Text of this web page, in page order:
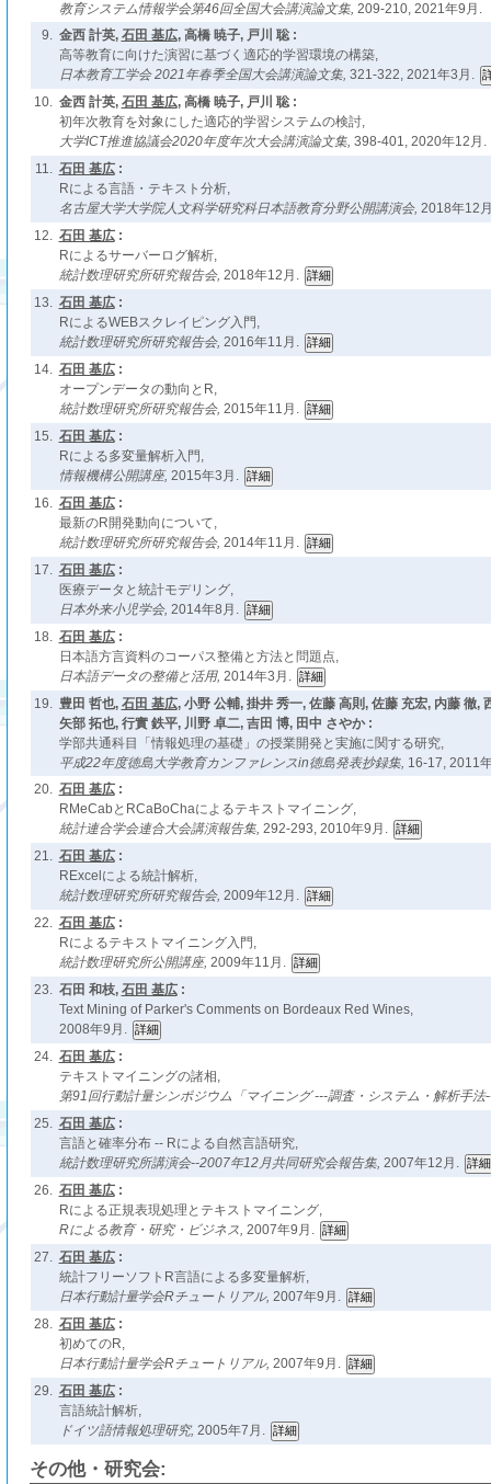
教育システム情報学会第46回全国大会講演論文集, 209-210, 2021年9月.
9. 金西 計英, 石田 基広, 高橋 暁子, 戸川 聡 :
高等教育に向けた演習に基づく適応的学習環境の構築,
日本教育工学会 2021年春季全国大会講演論文集, 321-322, 2021年3月.
10. 金西 計英, 石田 基広, 高橋 暁子, 戸川 聡 :
初年次教育を対象にした適応的学習システムの検討,
大学ICT推進協議会2020年度年次大会講演論文集, 398-401, 2020年12月.
11. 石田 基広:
Rによる言語・テキスト分析,
名古屋大学大学院人文科学研究科日本語教育分野公開講演会, 2018年12
12. 石田 基広:
Rによるサーバーログ解析,
統計数理研究所研究報告会, 2018年12月.
13. 石田 基広:
RによるWEBスクレイピング入門,
統計数理研究所研究報告会, 2016年11月.
14. 石田 基広:
オープンデータの動向とR,
統計数理研究所研究報告会, 2015年11月.
15. 石田 基広:
Rによる多変量解析入門,
情報機構公開講座, 2015年3月.
16. 石田 基広:
最新のR開発動向について,
統計数理研究所研究報告会, 2014年11月.
17. 石田 基広:
医療データと統計モデリング,
日本外来小児学会, 2014年8月.
18. 石田 基広:
日本語方言資料のコーパス整備と方法と問題点,
日本語データの整備と活用, 2014年3月.
19. 豊田 哲也, 石田 基広, 小野 公輔, 掛井 秀一, 佐藤 高則, 佐藤 充宏, 内藤 徹,
矢部 拓也, 行實 鉄平, 川野 卓二, 吉田 博, 田中 さやか :
学部共通科目「情報処理の基礎」の授業開発と実施に関する研究,
平成22年度徳島大学教育カンファレンスin徳島発表抄録集, 16-17, 2011
20. 石田 基広:
RMeCabとRCaBoChaによるテキストマイニング,
統計連合学会連合大会講演報告集, 292-293, 2010年9月.
21. 石田 基広:
RExcelによる統計解析,
統計数理研究所研究報告会, 2009年12月.
22. 石田 基広:
Rによるテキストマイニング入門,
統計数理研究所公開講座, 2009年11月.
23. 石田 和枝, 石田 基広:
Text Mining of Parker's Comments on Bordeaux Red Wines,
2008年9月.
24. 石田 基広:
テキストマイニングの諸相,
第91回行動計量シンポジウム「マイニング ---調査・システム・解析手法
25. 石田 基広:
言語と確率分布 -- Rによる自然言語研究,
統計数理研究所講演会--2007年12月共同研究会報告集, 2007年12月.
26. 石田 基広:
Rによる正規表現処理とテキストマイニング,
Rによる教育・研究・ビジネス, 2007年9月.
27. 石田 基広:
統計フリーソフトR言語による多変量解析,
日本行動計量学会Rチュートリアル, 2007年9月.
28. 石田 基広:
初めてのR,
日本行動計量学会Rチュートリアル, 2007年9月.
29. 石田 基広:
言語統計解析,
ドイツ語情報処理研究, 2005年7月.
その他・研究会: